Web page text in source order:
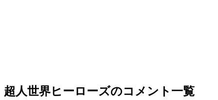
超人世界ヒーローズのコメント一覧